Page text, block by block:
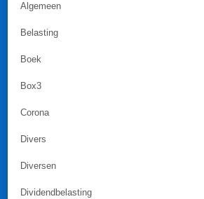
Algemeen
Belasting
Boek
Box3
Corona
Divers
Diversen
Dividendbelasting